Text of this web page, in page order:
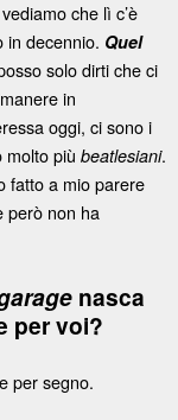
che lì c’è
in decennio. Quel
solo dirti che ci
in
oggi, ci sono i
molto più beatlesiani.
fatto a mio parere
però non ha
nasca
per voi?
per segno.